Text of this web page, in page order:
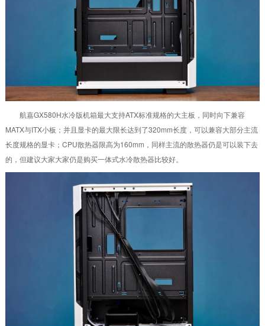
航嘉GX580H水冷版机箱最大支持ATX标准规格的大主板，同时向下兼容
MATX与ITX小板；并且显卡的最大限长达到了320mm长度，可以兼容大部分主流
长度规格的显卡；CPU散热器限高为160mm，同样主流的散热器仍是可以装下去
的，但建议大家大家仍是购买一体式水冷散热器比较好。